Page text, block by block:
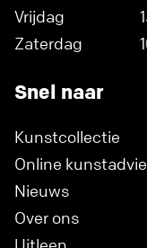
Vrijdag
Zaterdag
Snel naar
Kunstcollectie
Online
Nieuws
Over ons